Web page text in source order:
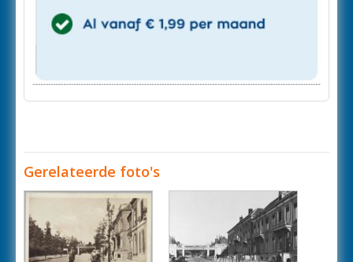
Gerelateerde foto's